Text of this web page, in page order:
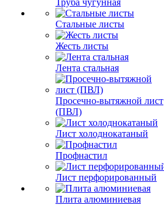
Труба чугунная
Стальные листы
Жесть листы
Лента стальная
Просечно-вытяжной лист
(ПВЛ)
Лист холоднокатаный
Профнастил
Лист перфорированный
Плита алюминиевая